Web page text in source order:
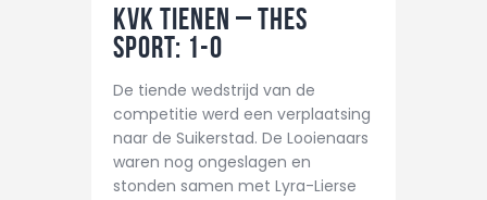
HOME
KALENDER
TEAM
NIEUWS
DE CLUB
KVK Tienen – THES
Sport: 1-0
De tiende wedstrijd van de
competitie werd een verplaatsing
naar de Suikerstad. De Looienaars
waren nog ongeslagen en
stonden samen met Lyra-Lierse